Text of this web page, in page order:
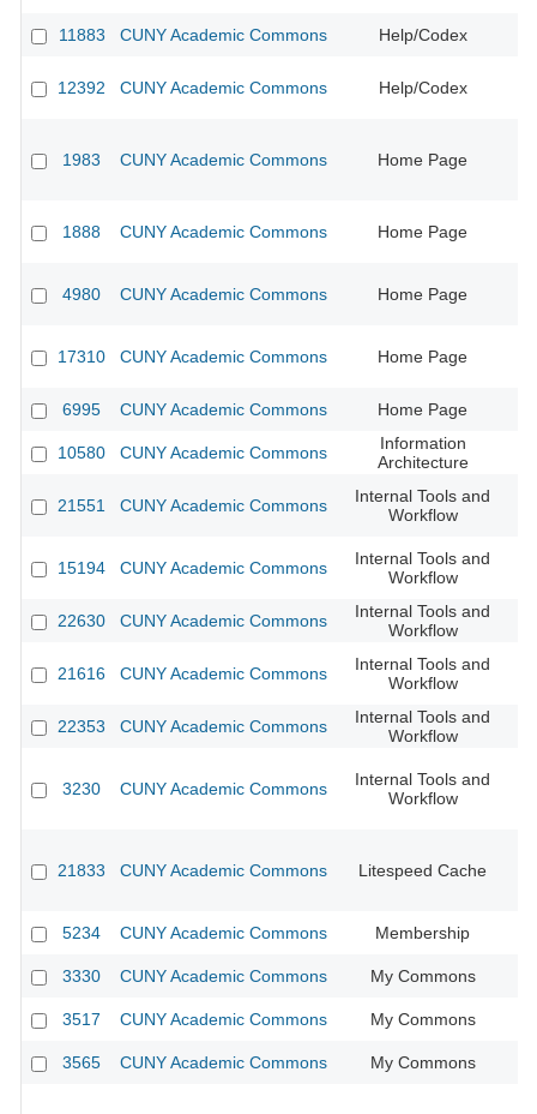
11883 CUNY Academic Commons Help/Codex
12392 CUNY Academic Commons Help/Codex
1983 CUNY Academic Commons Home Page
1888 CUNY Academic Commons Home Page
4980 CUNY Academic Commons Home Page
17310 CUNY Academic Commons Home Page
6995 CUNY Academic Commons Home Page
10580 CUNY Academic Commons
Information
Architecture
21551 CUNY Academic Commons
Internal Tools and
Workflow
15194 CUNY Academic Commons
Internal Tools and
Workflow
22630 CUNY Academic Commons
Internal Tools and
Workflow
21616 CUNY Academic Commons
Internal Tools and
Workflow
22353 CUNY Academic Commons
Internal Tools and
Workflow
3230 CUNY Academic Commons
Internal Tools and
Workflow
21833 CUNY Academic Commons Litespeed Cache
5234 CUNY Academic Commons Membership
3330 CUNY Academic Commons My Commons
3517 CUNY Academic Commons My Commons
3565 CUNY Academic Commons My Commons